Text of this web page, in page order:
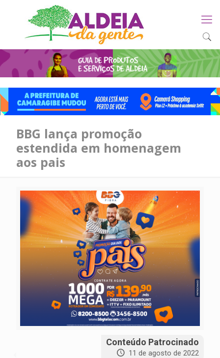
BBG lança promoção
estendida em homenagem
aos pais
Conteúdo Patrocinado
11 de agosto de 2022